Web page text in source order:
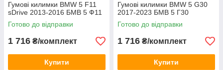
Гумові килимки BMW 5 F11
sDrive 2013-2016 БМВ 5 Ф11
Готово до відправки
1 716 ₴/комплект
Купити
Гумові килимки BMW 5 G30
2017-2023 БМВ 5 Г30
Готово до відправки
1 716 ₴/комплект
Купити